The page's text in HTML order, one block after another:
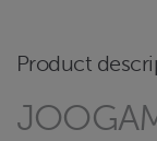
Product